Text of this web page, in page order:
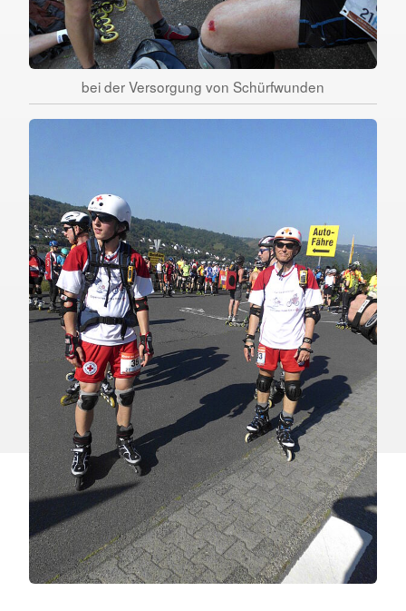
bei der Versorgung von Schürfwunden